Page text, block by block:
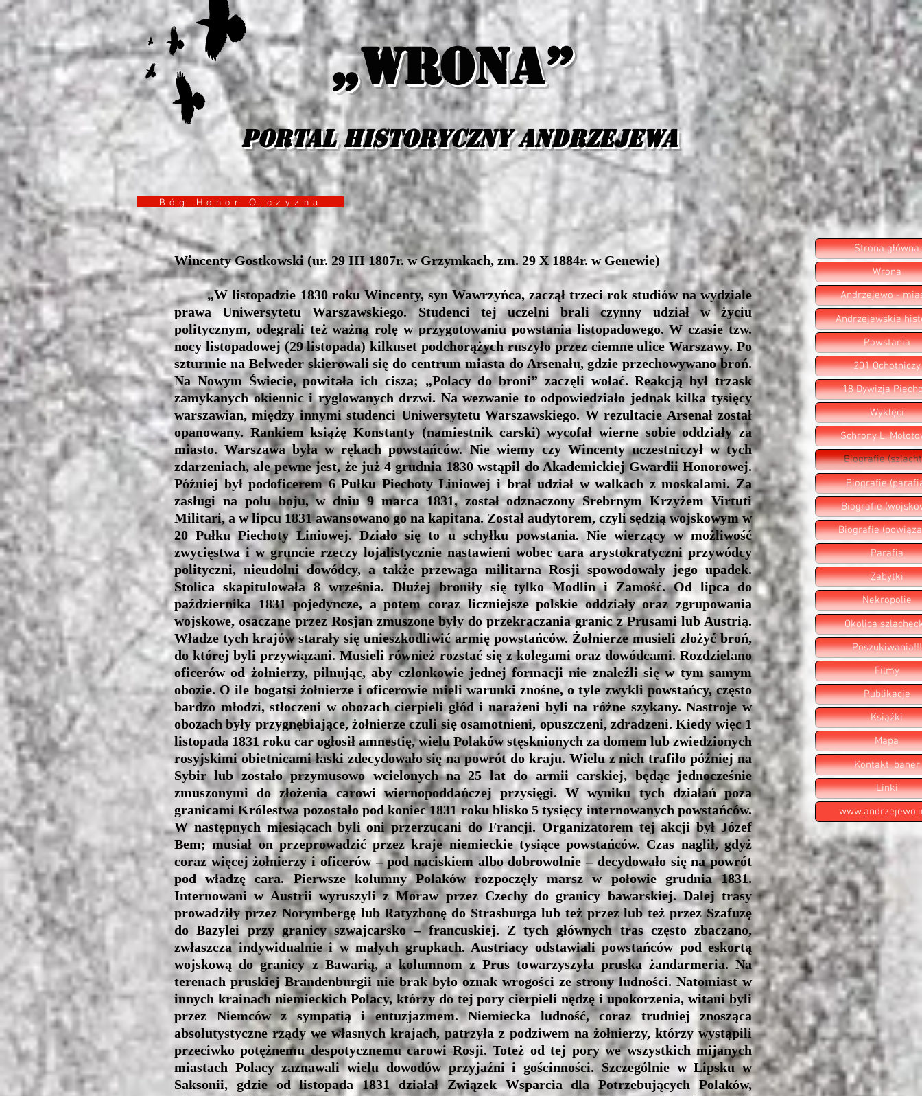
„Wrona”
portal historyczny Andrzejewa
Bóg Honor Ojczyzna
Wincenty Gostkowski (ur. 29 III 1807r. w Grzymkach, zm. 29 X 1884r. w Genewie)
„W listopadzie 1830 roku Wincenty, syn Wawrzyńca, zaczął trzeci rok studiów na wydziale
prawa Uniwersytetu Warszawskiego. Studenci tej uczelni brali czynny udział w życiu
politycznym, odegrali też ważną rolę w przygotowaniu powstania listopadowego. W czasie tzw.
nocy listopadowej (29 listopada) kilkuset podchorążych ruszyło przez ciemne ulice Warszawy. Po
szturmie na Belweder skierowali się do centrum miasta do Arsenału, gdzie przechowywano broń.
Na Nowym Świecie, powitała ich cisza; „Polacy do broni” zaczęli wołać. Reakcją był trzask
zamykanych okiennic i ryglowanych drzwi. Na wezwanie to odpowiedziało jednak kilka tysięcy
warszawian, między innymi studenci Uniwersytetu Warszawskiego. W rezultacie Arsenał został
opanowany. Rankiem książę Konstanty (namiestnik carski) wycofał wierne sobie oddziały za
miasto. Warszawa była w rękach powstańców. Nie wiemy czy Wincenty uczestniczył w tych
zdarzeniach, ale pewne jest, że już 4 grudnia 1830 wstąpił do Akademickiej Gwardii Honorowej.
Później był podoficerem 6 Pułku Piechoty Liniowej i brał udział w walkach z moskalami. Za
zasługi na polu boju, w dniu 9 marca 1831, został odznaczony Srebrnym Krzyżem Virtuti
Militari, a w lipcu 1831 awansowano go na kapitana. Został audytorem, czyli sędzią wojskowym w
20 Pułku Piechoty Liniowej. Działo się to u schyłku powstania. Nie wierzący w możliwość
zwycięstwa i w gruncie rzeczy lojalistycznie nastawieni wobec cara arystokratyczni przywódcy
polityczni, nieudolni dowódcy, a także przewaga militarna Rosji spowodowały jego upadek.
Stolica skapitulowała 8 września. Dłużej broniły się tylko Modlin i Zamość. Od lipca do
października 1831 pojedyncze, a potem coraz liczniejsze polskie oddziały oraz zgrupowania
wojskowe, osaczane przez Rosjan zmuszone były do przekraczania granic z Prusami lub Austrią.
Władze tych krajów starały się unieszkodliwić armię powstańców. Żołnierze musieli złożyć broń,
do której byli przywiązani. Musieli również rozstać się z kolegami oraz dowódcami. Rozdzielano
oficerów od żołnierzy, pilnując, aby członkowie jednej formacji nie znaleźli się w tym samym
obozie. O ile bogatsi żołnierze i oficerowie mieli warunki znośne, o tyle zwykli powstańcy, często
bardzo młodzi, stłoczeni w obozach cierpieli głód i narażeni byli na różne szykany. Nastroje w
obozach były przygnębiające, żołnierze czuli się osamotnieni, opuszczeni, zdradzeni. Kiedy więc 1
listopada 1831 roku car ogłosił amnestię, wielu Polaków stęsknionych za domem lub zwiedzionych
rosyjskimi obietnicami łaski zdecydowało się na powrót do kraju. Wielu z nich trafiło później na
Sybir lub zostało przymusowo wcielonych na 25 lat do armii carskiej, będąc jednocześnie
zmuszonymi do złożenia carowi wiernopoddańczej przysięgi. W wyniku tych działań poza
granicami Królestwa pozostało pod koniec 1831 roku blisko 5 tysięcy internowanych powstańców.
W następnych miesiącach byli oni przerzucani do Francji. Organizatorem tej akcji był Józef
Bem; musiał on przeprowadzić przez kraje niemieckie tysiące powstańców. Czas naglił, gdyż
coraz więcej żołnierzy i oficerów – pod naciskiem albo dobrowolnie – decydowało się na powrót
pod władzę cara. Pierwsze kolumny Polaków rozpoczęły marsz w połowie grudnia 1831.
Internowani w Austrii wyruszyli z Moraw przez Czechy do granicy bawarskiej. Dalej trasy
prowadziły przez Norymbergę lub Ratyzbonę do Strasburga lub też przez lub też przez Szafuzę
do Bazylei przy granicy szwajcarsko – francuskiej. Z tych głównych tras często zbaczano,
zwłaszcza indywidualnie i w małych grupkach. Austriacy odstawiali powstańców pod eskortą
wojskową do granicy z Bawarią, a kolumnom z Prus towarzyszyła pruska żandarmeria. Na
terenach pruskiej Brandenburgii nie brak było oznak wrogości ze strony ludności. Natomiast w
innych krainach niemieckich Polacy, którzy do tej pory cierpieli nędzę i upokorzenia, witani byli
przez Niemców z sympatią i entuzjazmem. Niemiecka ludność, coraz trudniej znosząca
absolutystyczne rządy we własnych krajach, patrzyła z podziwem na żołnierzy, którzy wystąpili
przeciwko potężnemu despotycznemu carowi Rosji. Toteż od tej pory we wszystkich mijanych
miastach Polacy zaznawali wielu dowodów przyjaźni i gościnności. Szczególnie w Lipsku w
Saksonii, gdzie od listopada 1831 działał Związek Wsparcia dla Potrzebujących Polaków,
Strona główna
Wrona
Andrzejewo -
Andrzejewskie
Powstania
201 Ochotniczy
18 Dywizja
Wyklęci
Schrony L.
Biografie
Biografie
Biografie
Biografie
Parafia
Zabytki
Nekropolie
Okolica
Poszukiwania!!!
Filmy
Publikacje
Książki
Mapa
Kontakt, baner
Linki